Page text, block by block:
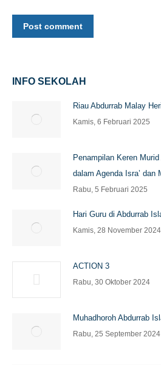
Post comment
INFO SEKOLAH
Riau Abdurrab Malay
Kamis, 6 Februari 2025
Penampilan Keren
dalam Agenda Isra’ dan
Rabu, 5 Februari 2025
Hari Guru di Abdurrab
Kamis, 28 November 2024
ACTION 3
Rabu, 30 Oktober 2024
Muhadhoroh Abdurrab
Rabu, 25 September 2024